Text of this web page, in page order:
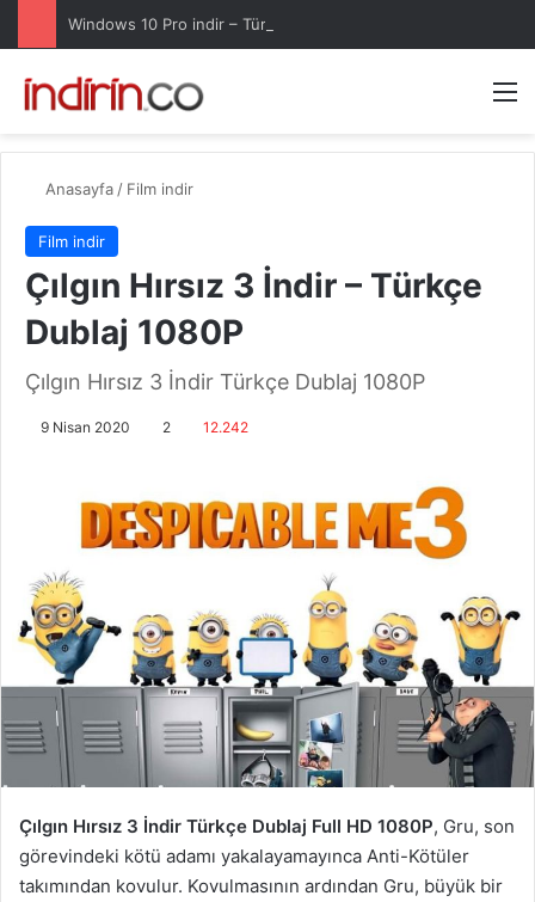
Windows 10 Pro indir – Türkçe – Güncel 2025
Anasayfa / Film indir
Film indir
Çılgın Hırsız 3 İndir – Türkçe
Dublaj 1080P
Çılgın Hırsız 3 İndir Türkçe Dublaj 1080P
9 Nisan 2020 2 12.242
Çılgın Hırsız 3 İndir Türkçe Dublaj Full HD 1080P, Gru, son
görevindeki kötü adamı yakalayamayınca Anti-Kötüler
takımından kovulur. Kovulmasının ardından Gru, büyük bir